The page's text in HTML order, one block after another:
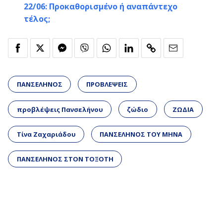
22/06: Προκαθορισμένο ή αναπάντεχο
τέλος;
ΠΑΝΣΕΛΗΝΟΣ ΠΡΟΒΛΕΨΕΙΣ
προβλέψεις Πανσελήνου ζώδιο ΖΩΔΙΑ
Τίνα Ζαχαριάδου ΠΑΝΣΕΛΗΝΟΣ ΤΟΥ ΜΗΝΑ
ΠΑΝΣΕΛΗΝΟΣ ΣΤΟΝ ΤΟΞΟΤΗ